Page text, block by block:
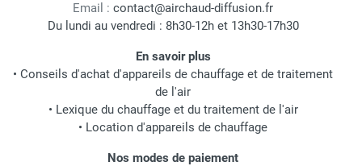
Email : contact@airchaud-diffusion.fr
Du lundi au vendredi : 8h30-12h et 13h30-17h30
En savoir plus
• Conseils d'achat d'appareils de chauffage et de traitement
de l'air
• Lexique du chauffage et du traitement de l'air
• Location d'appareils de chauffage
Nos modes de paiement